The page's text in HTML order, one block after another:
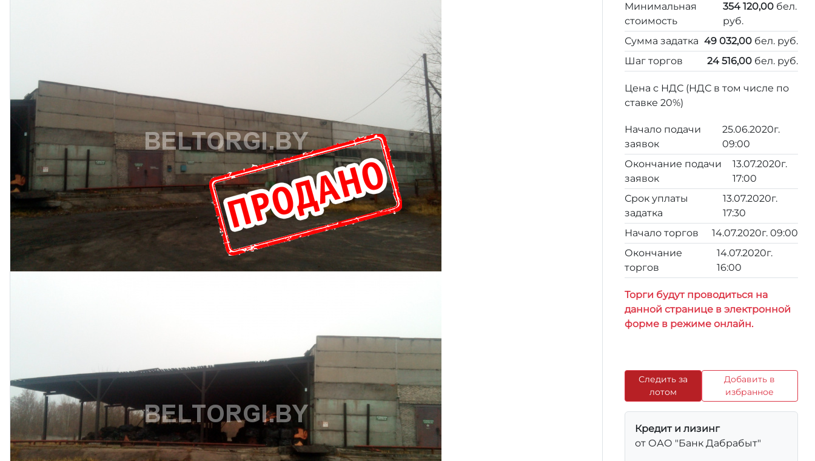
Минимальная
стоимость
354 120,00 бел.
руб.
Сумма задатка 49 032,00 бел. руб.
Шаг торгов
24 516,00 бел. руб.
Цена с НДС (НДС в том числе по
ставке 20%)
Начало подачи
заявок
25.06.2020г.
09:00
Окончание подачи
заявок
13.07.2020г.
17:00
Срок уплаты
задатка
13.07.2020г.
17:30
Начало торгов
14.07.2020г. 09:00
Окончание
торгов
14.07.2020г.
16:00
Торги будут проводиться на
данной странице в электронной
форме в режиме онлайн.
Следить за
лотом
Добавить в
избранное
Кредит и лизинг
от ОАО "Банк Дабрабыт"